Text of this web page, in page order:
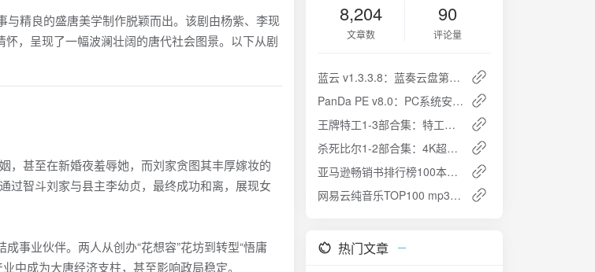
精良的盛唐美学制作脱颖而出。该剧由杨紫、李现
，呈现了一幅波澜壮阔的唐代社会图景。以下从剧
，甚至在新婚夜羞辱她，而刘家贪图其丰厚嫁妆的
过智斗刘家与县主李幼贞，最终成功和离，展现女
事业伙伴。两人从创办“花想容”花坊到转型“悟庸
中成为大唐经济支柱，甚至影响政局稳定。
8,204
文章数
90
评论量
蓝云 v1.3.3.8：蓝奏云盘第三方客户端，支持手机上传与二维码生成
PanDa PE v8.0：PC系统安装的便捷之选
王牌特工1-3部合集：特工艾格西的冒险之旅
杀死比尔1-2部合集：4K超清复仇之旅，超清资源下载
亚马逊畅销书排行榜100本夸克网盘免费下载
网易云纯音乐TOP100 mp3免费下载
热门文章